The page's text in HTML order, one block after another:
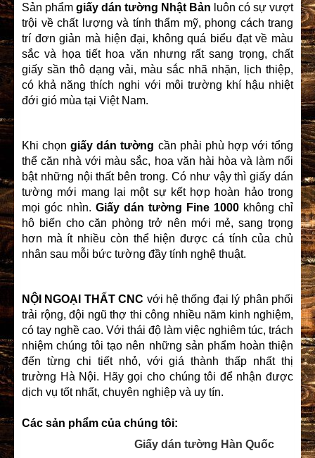
Sản phẩm giấy dán tường Nhật Bản luôn có sự vượt
trội về chất lượng và tính thẩm mỹ, phong cách trang
trí đơn giản mà hiện đại, không quá biểu đạt về màu
sắc và họa tiết hoa văn nhưng rất sang trọng, chất
giấy sần thô dạng vải, màu sắc nhã nhặn, lịch thiệp,
có khả năng thích nghi với môi trường khí hậu nhiệt
đới gió mùa tại Việt Nam.
Khi chọngiấy dán tường cần phải phù hợp với tổng
thể căn nhà với màu sắc, hoa văn hài hòa và làm nổi
bật những nội thất bên trong. Có như vậy thì giấy dán
tường mới mang lại một sự kết hợp hoàn hảo trong
mọi góc nhìn. Giấy dán tường Fine 1000 không chỉ
hô biến cho căn phòng trở nên mới mẻ, sang trọng
hơn mà ít nhiều còn thể hiện được cá tính của chủ
nhân sau mỗi bức tường đầy tính nghệ thuật.
NỘI NGOẠI THẤT CNC với hệ thống đại lý phân phối
trải rộng, đội ngũ thợ thi công nhiều năm kinh nghiệm,
có tay nghề cao. Với thái độ làm việc nghiêm túc, trách
nhiệm chúng tôi tạo nên những sản phẩm hoàn thiện
đến từng chi tiết nhỏ, với giá thành thấp nhất thị
trường Hà Nội. Hãy gọi cho chúng tôi để nhận được
dịch vụ tốt nhất, chuyên nghiệp và uy tín.
Các sản phẩm của chúng tôi:
Giấy dán tường Hàn Quốc